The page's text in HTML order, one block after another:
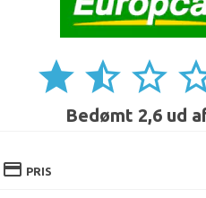
star star_half star_border
Bedømt 2,6 ud
credit_card PRIS